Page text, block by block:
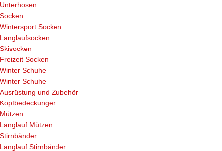
Unterhosen
Socken
Wintersport Socken
Langlaufsocken
Skisocken
Freizeit Socken
Winter Schuhe
Winter Schuhe
Ausrüstung und Zubehör
Kopfbedeckungen
Mützen
Langlauf Mützen
Stirnbänder
Langlauf Stirnbänder